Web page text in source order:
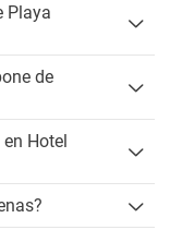
Playa
de
Hotel